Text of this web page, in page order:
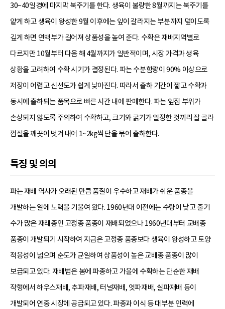
30~40일경에 마지막 북주기를 한다. 생육이 불량한 8월까지는 북주기를
얕게 하고 생육이 왕성한 9월 이후에는 잎이 갈라지는 부분까지 덮이도록
깊게 하면 연백부가 길어져 상품성을 높여 준다. 수확은 재배지역별로
다르지만 10월부터 다음 해 4월까지가 일반적이며, 시장 가격과 생육
상황을 고려하여 수확 시기가 결정된다. 파는 수분함량이 90% 이상으로
저장이 어렵고 신선도가 쉽게 낮아진다. 따라서 출하 기간이 짧고 수확과
동시에 출하되는 품목으로 빠른 시간 내에 판매한다. 파는 잎집 부위가
손상되지 않도록 주의하여 수확하고, 크기와 굵기가 일정한 것끼리 잘 골라
껍질을 깨끗이 벗겨 내어 1~2㎏씩 단을 묶어 출하한다.
특징 및 의의
파는 재배 역사가 오래된 만큼 품질이 우수하고 재배가 쉬운 품종을
개발하는 일에 노력을 기울여 왔다. 1960년대 이전에는 수량이 낮고 줄기
수가 많은 재래종인 고정종 품종이 재배되었으나 1960년대부터 교배종
품종이 개발되기 시작하여 지금은 고정종 품종보다 생육이 왕성하고 토양
적응성이 넓으며 순도가 균일하여 상품성이 높은 교배종 품종이 많이
보급되고 있다. 재배법은 봄에 파종하고 가을에 수확하는 단순한 재배
작형에서 하우스재배, 추파재배, 터널재배, 엇파재배, 실파재배 등이
개발되어 연중 시장에 공급되고 있다. 파종과 이식 등 대부분 인력에